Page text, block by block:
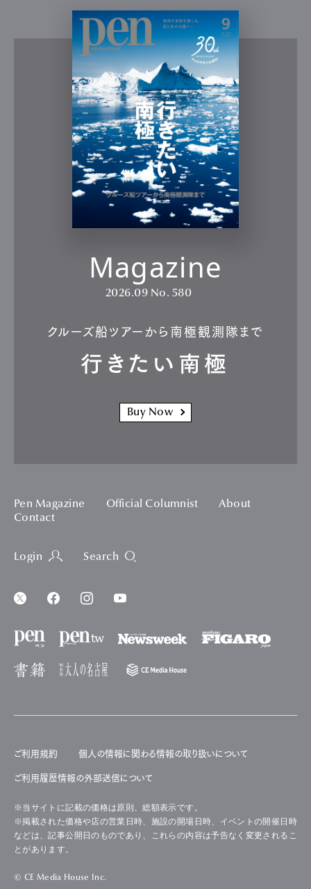
Magazine
2026.09 No. 580
クルーズ船ツアーから南極観測隊まで
行きたい南極
Buy Now
Pen Magazine Official Columnist
About
Contact
Login Search
ご利用規約 個人の情報に関わる情報の取り扱いについて
ご利用履歴情報の外部送信について
※当サイトに記載の価格は原則、総額表示です。
※掲載された価格や店の営業日時、施設の開場日時、イベントの開催日時
などは、記事公開日のものであり、これらの内容は予告なく変更されるこ
とがあります。
© CE Media House Inc.